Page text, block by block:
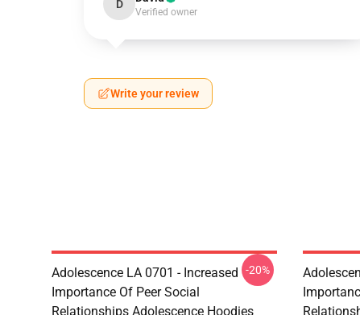
D
Verified owner
Write your review
Adolescence LA 0701 - Increased
Importance Of Peer Social
Relationships Adolescence Hoodies
-20%